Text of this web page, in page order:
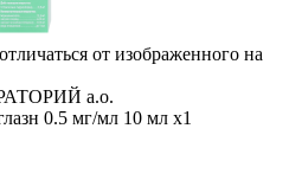
от изображенного на
а.о.
0.5 мг/мл 10 мл x1